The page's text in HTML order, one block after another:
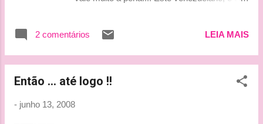
Nuvo, sei que a Tati já se despediu por nós,
mas foi impossível não fazer um novo post,
Emoção foi pouco para descrevê-lo. Muito
2 comentários LEIA MAIS
Então ... até logo !!
- junho 13, 2008